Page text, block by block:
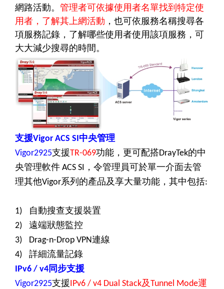
網路活動。 管理者可依據使用者名單找到特定使
用者，了解其上網活動 ，也可依服務名稱搜尋各
項服務記錄，了解哪些使用者使用該項服務，可
大大減少搜尋的時間。
支援Vigor ACS SI 中央管理
Vigor2925支援TR-069功能，更可配搭DrayTek的中
央管理軟件 ACS SI
，令管理員可於單一介面去管
理其他Vigor系列的產品及享大量功能，其中包括:
1) 自動搜查支援裝置
2) 遠端狀態監控
3) Drag-n-Drop VPN連線
4) 詳細流量記錄
IPv6 / v4同步支援
Vigor2925支援 IPv6 / v4 Dual Stack及Tunnel Mode運